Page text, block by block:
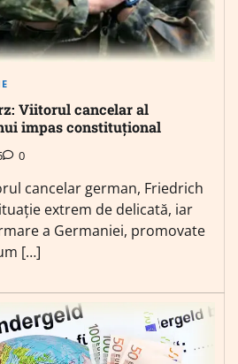
Viitorul cancelar al
impas constituțional
0
cancelar german, Friedrich
extrem de delicată, iar
a Germaniei, promovate
[…]